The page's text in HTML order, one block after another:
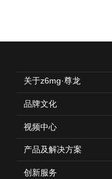
关于z6mg·尊龙
品牌文化
视频中心
产品及解决方案
创新服务